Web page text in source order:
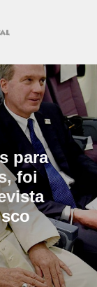
para
foi